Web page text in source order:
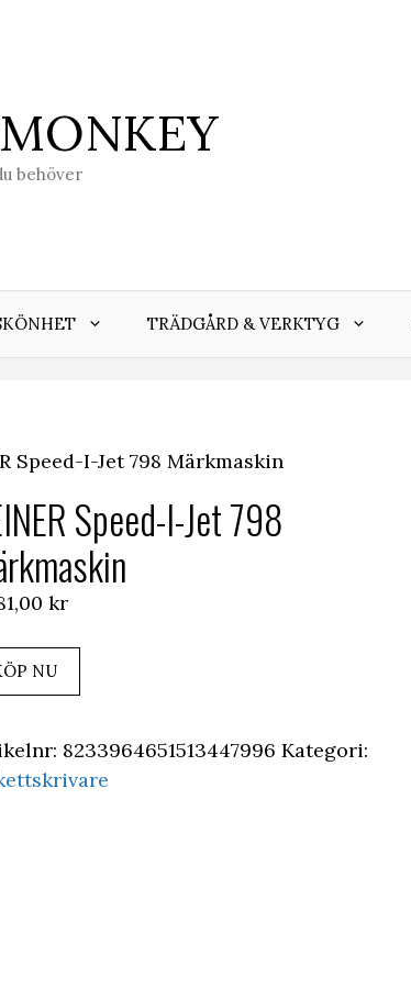
behöver
TRÄDGÅRD & VERKTYG
Speed-I-Jet 798 Märkmaskin
Speed-I-Jet 798
kr
NU
8233964651513447996 Kategori: